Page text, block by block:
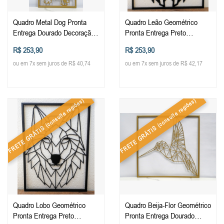
Quadro Metal Dog Pronta
Entrega Dourado Decoração
Cães Originalidade Arte de
Alta Qualidade Arte
Escritório Moderno
R$ 253,90
ou em 7x sem juros de R$ 40,74
Quadro Leão Geométrico
Pronta Entrega Preto
Moderno Leão Originalidade
Arte de Alta Qualidade Arte
Escritório Moderno
R$ 253,90
ou em 7x sem juros de R$ 42,17
FRETE GRÁTIS
(consulte regiões)
Quadro Lobo Geométrico
Pronta Entrega Preto
FRETE GRÁTIS
(consulte regiões)
Quadro Beija-Flor Geométrico
Pronta Entrega Dourado